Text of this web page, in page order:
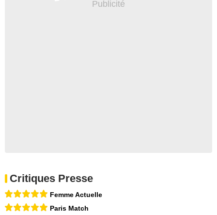
Critiques Presse
Femme Actuelle
Paris Match